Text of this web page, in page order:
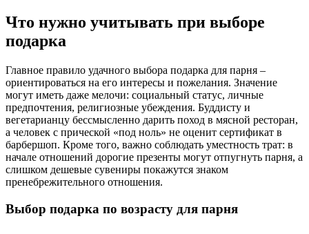
Что нужно учитывать при выборе
подарка
Главное правило удачного выбора подарка для парня –
ориентироваться на его интересы и пожелания. Значение
могут иметь даже мелочи: социальный статус, личные
предпочтения, религиозные убеждения. Буддисту и
вегетарианцу бессмысленно дарить поход в мясной ресторан,
а человек с прической «под ноль» не оценит сертификат в
барбершоп. Кроме того, важно соблюдать уместность трат: в
начале отношений дорогие презенты могут отпугнуть парня, а
слишком дешевые сувениры покажутся знаком
пренебрежительного отношения.
Выбор подарка по возрасту для парня